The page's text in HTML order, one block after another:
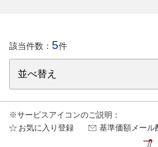
該当件数： 5件
※サービスアイコンのご説明：
お気に入り登録
基準価額メール